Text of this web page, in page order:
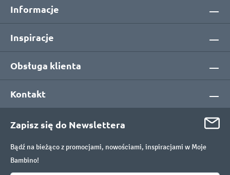
Informacje
Inspiracje
Obsługa klienta
Kontakt
Zapisz się do Newslettera
Bądź na bieżąco z promocjami, nowościami, inspiracjami w Moje
Bambino!